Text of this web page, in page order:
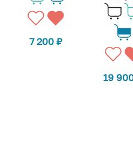
7 200₽
19